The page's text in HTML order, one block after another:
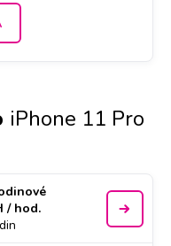
iPhone 11 Pro
/ hod.